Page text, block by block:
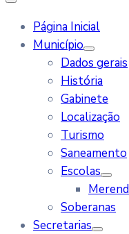
Página Inicial
Município
Dados gerais
História
Gabinete
Localização
Turismo
Saneamento
Escolas
Soberanas
Secretarias